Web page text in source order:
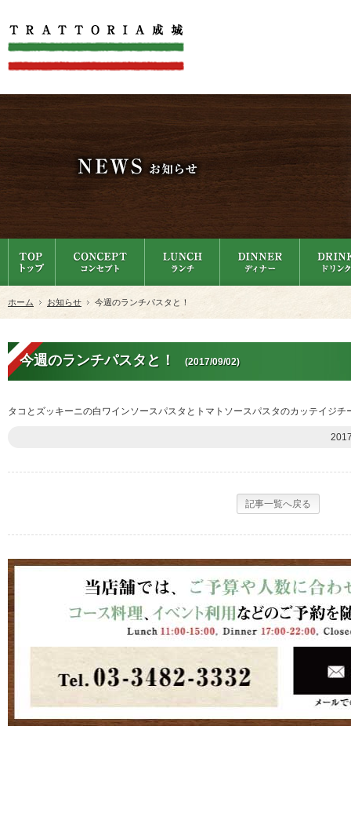
ホーム お知らせ 今週のランチパスタと！
今週のランチパスタと！ (2017/09/02)
タコとズッキーニの白ワインソースパスタとトマトソースパスタのカッテイジチ
記事一覧へ戻る